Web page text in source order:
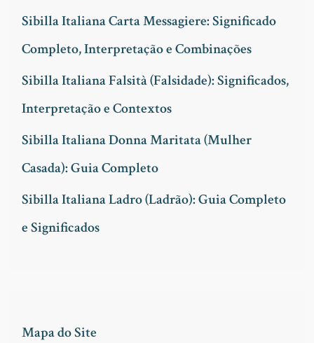
r
p
o
r
:
Sibilla Italiana Carta Messagiere: Significado
Completo, Interpretação e Combinações
Sibilla Italiana Falsità (Falsidade): Significados,
Interpretação e Contextos
Sibilla Italiana Donna Maritata (Mulher
Casada): Guia Completo
Sibilla Italiana Ladro (Ladrão): Guia Completo
e Significados
Mapa do Site